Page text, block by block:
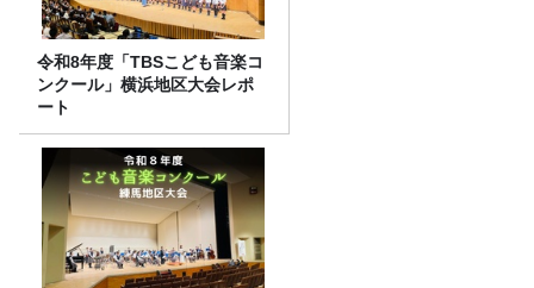
令和8年度「TBSこども音楽コ
ンクール」横浜地区大会レポ
ート